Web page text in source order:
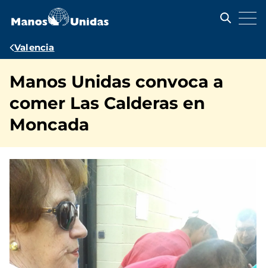
contenido
Ruta
navegación
Valencia
Manos Unidas convoca a
comer Las Calderas en
Moncada